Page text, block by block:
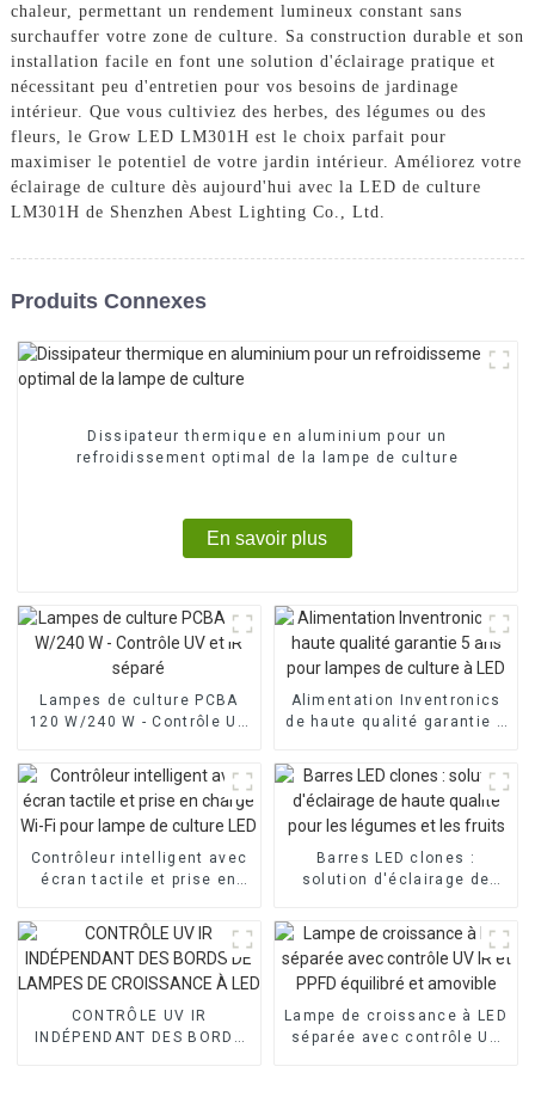
chaleur, permettant un rendement lumineux constant sans
surchauffer votre zone de culture. Sa construction durable et son
installation facile en font une solution d'éclairage pratique et
nécessitant peu d'entretien pour vos besoins de jardinage
intérieur. Que vous cultiviez des herbes, des légumes ou des
fleurs, le Grow LED LM301H est le choix parfait pour
maximiser le potentiel de votre jardin intérieur. Améliorez votre
éclairage de culture dès aujourd'hui avec la LED de culture
LM301H de Shenzhen Abest Lighting Co., Ltd.
Produits Connexes
Dissipateur thermique en aluminium pour un
refroidissement optimal de la lampe de culture
En savoir plus
Lampes de culture PCBA
120 W/240 W - Contrôle UV
Alimentation Inventronics
de haute qualité garantie 5
à LED
Contrôleur intelligent avec
écran tactile et prise en
culture LED
Barres LED clones :
solution d'éclairage de
légumes et les fruits
CONTRÔLE UV IR
INDÉPENDANT DES BORDS
Lampe de croissance à LED
séparée avec contrôle UV